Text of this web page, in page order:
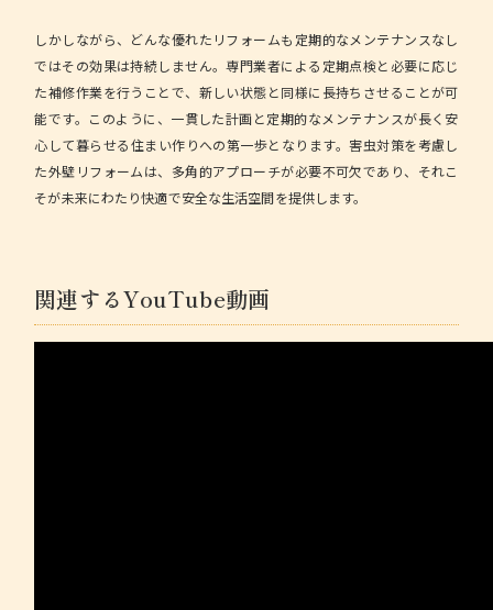
しかしながら、どんな優れたリフォームも定期的なメンテナンスなし
ではその効果は持続しません。専門業者による定期点検と必要に応じ
た補修作業を行うことで、新しい状態と同様に長持ちさせることが可
能です。このように、一貫した計画と定期的なメンテナンスが長く安
心して暮らせる住まい作りへの第一歩となります。害虫対策を考慮し
た外壁リフォームは、多角的アプローチが必要不可欠であり、それこ
そが未来にわたり快適で安全な生活空間を提供します。
関連するYouTube動画